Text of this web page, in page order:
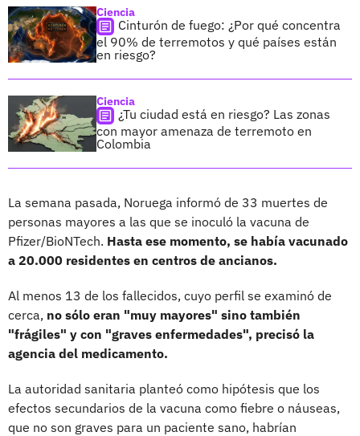
Ciencia
Cinturón de fuego: ¿Por qué concentra
el 90% de terremotos y qué países están
en riesgo?
Ciencia
¿Tu ciudad está en riesgo? Las zonas
con mayor amenaza de terremoto en
Colombia
La semana pasada, Noruega informó de 33 muertes de
personas mayores a las que se inoculó la vacuna de
Pfizer/BioNTech. Hasta ese momento, se había vacunado
a 20.000 residentes en centros de ancianos.
Al menos 13 de los fallecidos, cuyo perfil se examinó de
cerca, no sólo eran "muy mayores" sino también
"frágiles" y con "graves enfermedades", precisó la
agencia del medicamento.
La autoridad sanitaria planteó como hipótesis que los
efectos secundarios de la vacuna como fiebre o náuseas,
que no son graves para un paciente sano, habrían